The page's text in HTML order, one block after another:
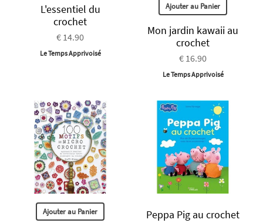
L'essentiel du
crochet
€ 14.90
Le Temps Apprivoisé
Ajouter au Panier
Mon jardin kawaii au
crochet
€ 16.90
Le Temps Apprivoisé
Ajouter au Panier Peppa Pig au crochet